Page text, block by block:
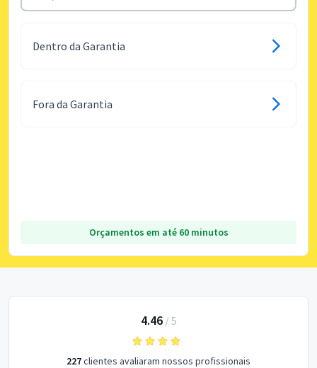
Dentro da Garantia
Fora da Garantia
Orçamentos em até 60 minutos
4.46/ 5
227clientes avaliaram nossos profissionais